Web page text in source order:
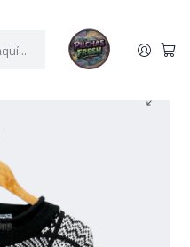
Sweater vintage (L)